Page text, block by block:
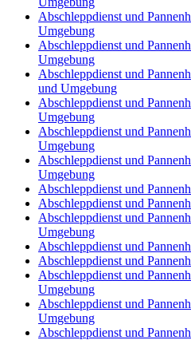
Abschleppdienst und
Umgebung
Abschleppdienst und
Umgebung
Abschleppdienst und
und Umgebung
Abschleppdienst und
Umgebung
Abschleppdienst und
Umgebung
Abschleppdienst und
Umgebung
Abschleppdienst und
Abschleppdienst und
Abschleppdienst und
Umgebung
Abschleppdienst und
Abschleppdienst und
Abschleppdienst und
Umgebung
Abschleppdienst und
Umgebung
Abschleppdienst und